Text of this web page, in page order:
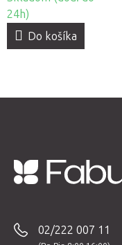
24h)
Do košíka
02/222 007 11